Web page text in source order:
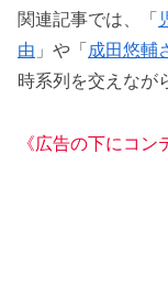
関連記事では、「
由 」や「成田悠輔
時系列を交えなが
《広告の下にコン